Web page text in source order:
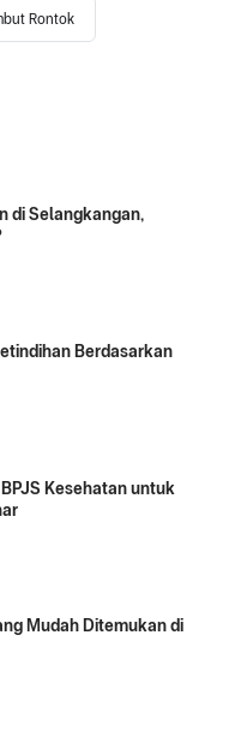
Rontok
di Selangkangan,
Berdasarkan
Kesehatan untuk
Mudah Ditemukan di